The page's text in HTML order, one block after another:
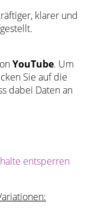
klarer und
YouTube. Um
Sie auf die
dabei Daten an
entsperren